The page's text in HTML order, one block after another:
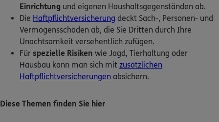
Sehen Sie auf einen Blick Ihre Versicherungen bei ERGO,
dem ERGO Rechtsschutz und der DKV.
Zum Kundenportal
Bequem online oder telefonisch.
Einrichtung und eigenen Haushaltsgegenständen ab.
Die Haftpflichtversicherung deckt Sach-, Personen- und
Vermögensschäden ab, die Sie Dritten durch Ihre
Unachtsamkeit versehentlich zufügen.
Für spezielle Risiken wie Jagd, Tierhaltung oder
Hausbau kann man sich mit zusätzlichen
Haftpflichtversicherungen absichern.
Diese Themen finden Sie hier